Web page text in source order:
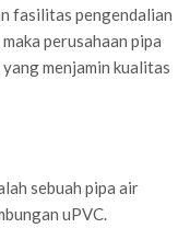
fasilitas pengendalian
perusahaan pipa
menjamin kualitas
sebuah pipa air
uPVC.